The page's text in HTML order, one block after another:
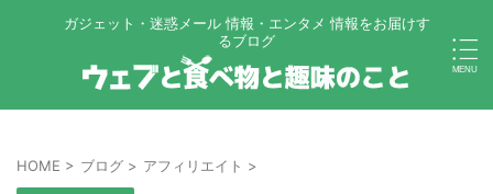
ガジェット・迷惑メール 情報・エンタメ 情報をお届けす
るブログ
HOME > ブログ > アフィリエイト >